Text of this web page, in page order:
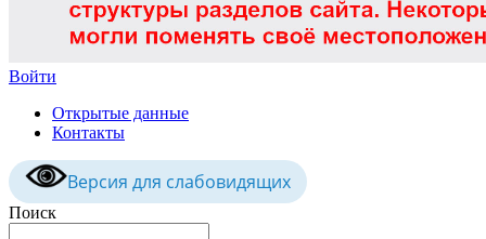
Войти
Открытые данные
Контакты
Версия для слабовидящих
Поиск